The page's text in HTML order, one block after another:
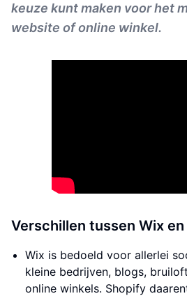
keuze kunt maken voor het
website of online winkel.
Verschillen tussen Wix
Wix is bedoeld voor allerlei
kleine bedrijven, blogs,
online winkels. Shopify